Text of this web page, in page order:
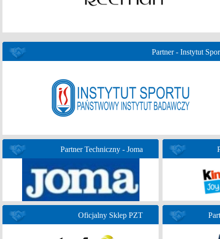
Partner - Instytut
Partner Techniczny - Joma
Oficjalny Sklep PZT